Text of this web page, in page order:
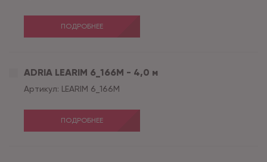
ПОДРОБНЕЕ
ADRIA LEARIM 6_166M - 4,0 м
Артикул: LEARIM 6_166M
ПОДРОБНЕЕ